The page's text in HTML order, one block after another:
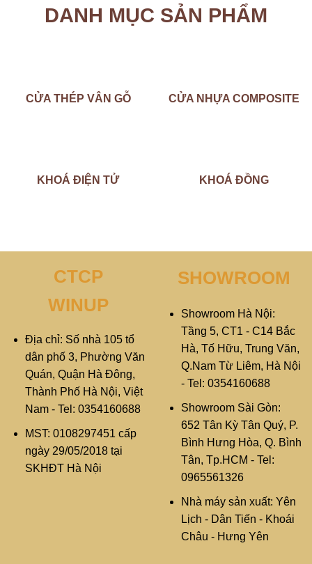
DANH MỤC SẢN PHẨM
CỬA THÉP VÂN GỖ CỬA NHỰA COMPOSITE
KHOÁ ĐIỆN TỬ KHOÁ ĐỒNG
CTCP
WINUP
Địa chỉ: Số nhà 105 tổ
dân phố 3, Phường Văn
Quán, Quận Hà Đông,
Thành Phố Hà Nội, Việt
Nam - Tel: 0354160688
MST: 0108297451 cấp
ngày 29/05/2018 tại
SKHĐT Hà Nội
SHOWROOM
Showroom Hà Nội:
Tầng 5, CT1 - C14 Bắc
Hà, Tố Hữu, Trung Văn,
Q.Nam Từ Liêm, Hà Nội
- Tel: 0354160688
Showroom Sài Gòn:
652 Tân Kỳ Tân Quý, P.
Bình Hưng Hòa, Q. Bình
Tân, Tp.HCM - Tel:
0965561326
Nhà máy sản xuất: Yên
Lịch - Dân Tiến - Khoái
Châu - Hưng Yên